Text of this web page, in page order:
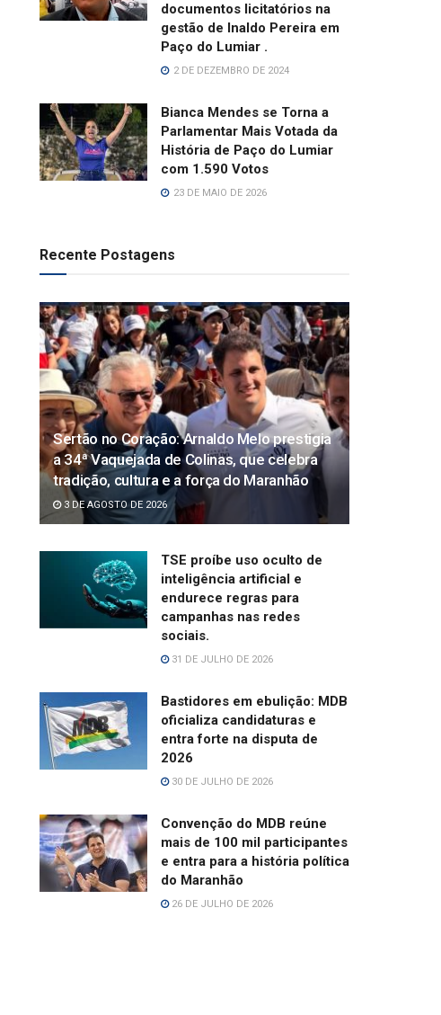
documentos licitatórios na
gestão de Inaldo Pereira em
Paço do Lumiar .
2 DE DEZEMBRO DE 2024
Bianca Mendes se Torna a
Parlamentar Mais Votada da
História de Paço do Lumiar
com 1.590 Votos
23 DE MAIO DE 2026
Recente Postagens
Sertão no Coração: Arnaldo Melo prestigia
a 34ª Vaquejada de Colinas, que celebra
tradição, cultura e a força do Maranhão
3 DE AGOSTO DE 2026
TSE proíbe uso oculto de
inteligência artificial e
endurece regras para
campanhas nas redes
sociais.
31 DE JULHO DE 2026
Bastidores em ebulição: MDB
oficializa candidaturas e
entra forte na disputa de
2026
30 DE JULHO DE 2026
Convenção do MDB reúne
mais de 100 mil participantes
e entra para a história política
do Maranhão
26 DE JULHO DE 2026